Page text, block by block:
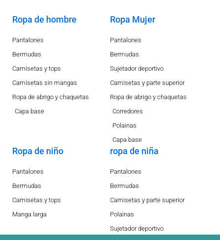
Ropa de hombre
Pantalones
Bermudas
Camisetas y tops
Camisetas sin mangas
Ropa de abrigo y chaquetas
Capa base
Ropa Mujer
Pantalones
Bermudas
Sujetador deportivo
Camisetas y parte superior
Ropa de abrigo y chaquetas
Corredores
Polainas
Capa base
Ropa de niño
Pantalones
Bermudas
Camisetas y tops
Manga larga
ropa de niña
Pantalones
Bermudas
Camisetas y parte superior
Polainas
Sujetador deportivo